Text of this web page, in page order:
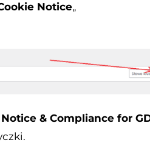
Notice„
& Compliance for